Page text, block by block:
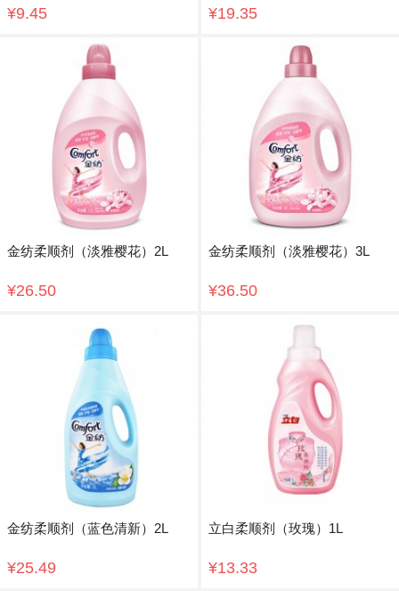
¥9.45 ¥19.35
金纺柔顺剂（淡雅樱花）2L
¥26.50
金纺柔顺剂（淡雅樱花）3L
¥36.50
金纺柔顺剂（蓝色清新）2L
¥25.49
立白柔顺剂（玫瑰）1L
¥13.33